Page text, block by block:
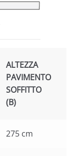
ALTEZZA
PAVIMENTO
SOFFITTO
(B)
275 cm